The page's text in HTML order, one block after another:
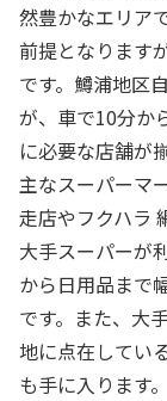
然豊かなエリア
前提となります
です。鱒浦地区
が、車で10分か
に必要な店舗が
主なスーパーマ
走店やフクハラ
大手スーパーが
から日用品まで
です。また、大
地に点在してい
も手に入ります。